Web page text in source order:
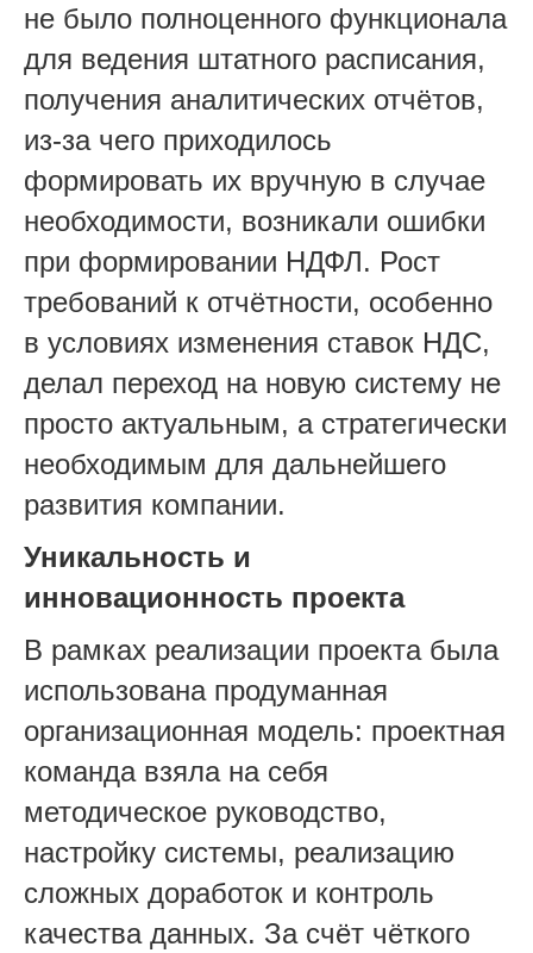
не было полноценного функционала
для ведения штатного расписания,
получения аналитических отчётов,
из-за чего приходилось
формировать их вручную в случае
необходимости, возникали ошибки
при формировании НДФЛ. Рост
требований к отчётности, особенно
в условиях изменения ставок НДС,
делал переход на новую систему не
просто актуальным, а стратегически
необходимым для дальнейшего
развития компании.
Уникальность и
инновационность проекта
В рамках реализации проекта была
использована продуманная
организационная модель: проектная
команда взяла на себя
методическое руководство,
настройку системы, реализацию
сложных доработок и контроль
качества данных. За счёт чёткого